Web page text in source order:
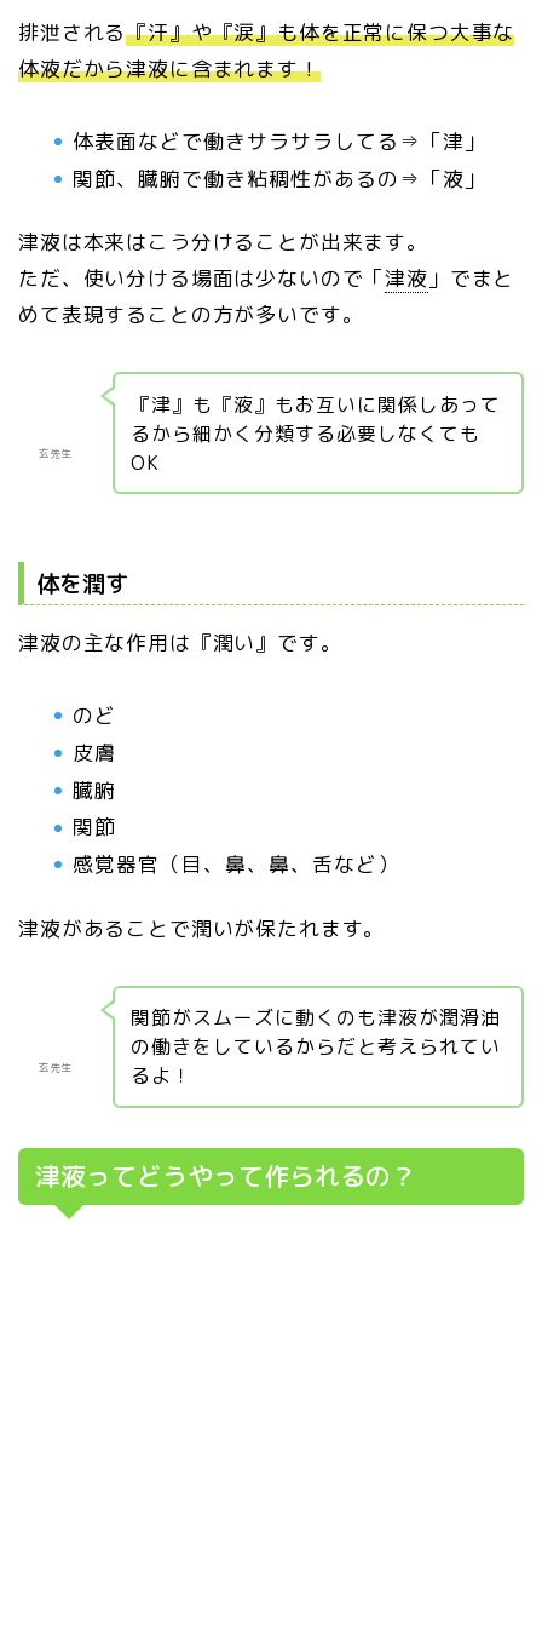
排泄される『汗』や『涙』も体を正常に保つ大事な
体液だから津液に含まれます！
体表面などで働きサラサラしてる⇒「津」
関節、臓腑で働き粘稠性があるの⇒「液」
津液は本来はこう分けることが出来ます。
ただ、使い分ける場面は少ないので「津液 」でまと
めて表現することの方が多いです。
玄先生
『津』も『液』もお互いに関係しあって
るから細かく分類する必要しなくても
OK
体を潤す
津液の主な作用は『潤い』です。
のど
皮膚
臓腑
関節
感覚器官（目、鼻、鼻、舌など）
津液があることで潤いが保たれます。
玄先生
関節がスムーズに動くのも津液が潤滑油
の働きをしているからだと考えられてい
るよ！
津液ってどうやって作られるの？